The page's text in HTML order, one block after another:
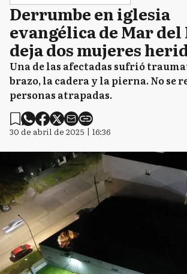
Derrumbe en iglesia
evangélica de Mar del
deja dos mujeres
Una de las afectadas sufrió
brazo, la cadera y la pierna. No se
personas atrapadas.
30 de abril de 2025 | 16:36